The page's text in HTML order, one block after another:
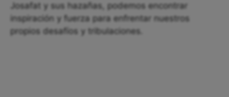
Josafat y sus hazañas, podemos encontrar
inspiración y fuerza para enfrentar nuestros
propios desafíos y tribulaciones.